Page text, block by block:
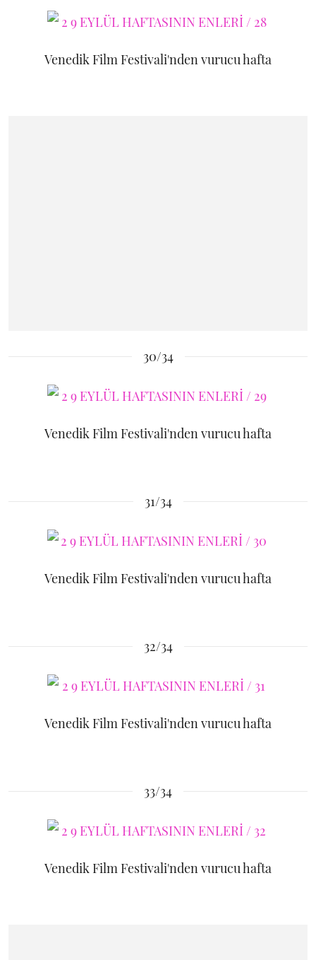
Venedik Film Festivali'nden vurucu hafta
30/34
Venedik Film Festivali'nden vurucu hafta
31/34
Venedik Film Festivali'nden vurucu hafta
32/34
Venedik Film Festivali'nden vurucu hafta
33/34
Venedik Film Festivali'nden vurucu hafta